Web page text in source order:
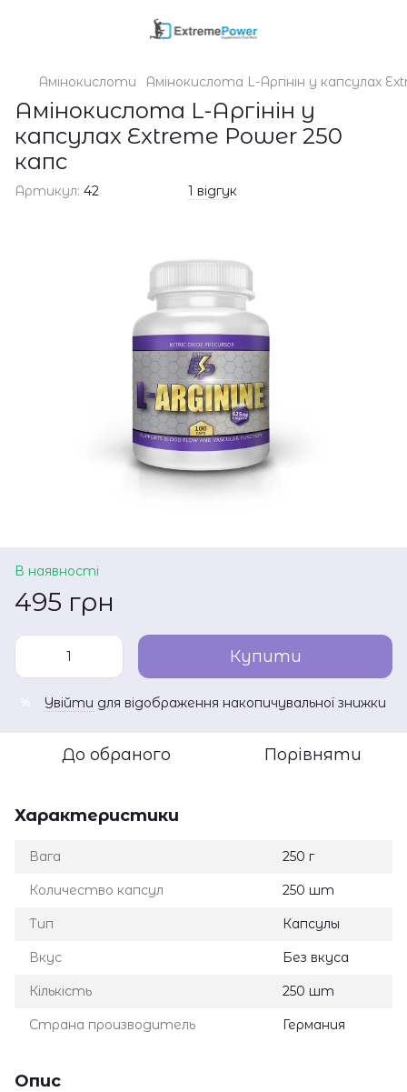
Амінокислоти Амінокислота L-Аргінін у капсулах
Амінокислота L-Аргінін у
капсулах Extreme Power 250
капс
Артикул: 42 1 відгук
В наявності
495 грн
Купити
Увійти для відображення накопичувальної знижки
До обраного Порівняти
Характеристики
Вага 250 г
Количество капсул 250 шт
Тип Капсулы
Вкус Без вкуса
Кількість 250 шт
Страна производитель Германия
Опис